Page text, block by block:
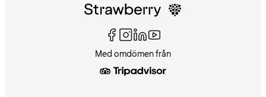
Med omdömen från